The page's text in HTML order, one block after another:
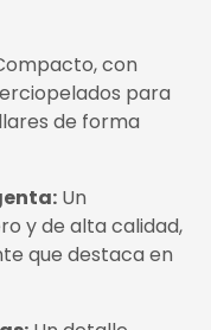
con
para
de forma
Un
y de alta calidad,
que destaca en